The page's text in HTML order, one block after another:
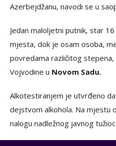
Azerbejdžanu, navodi se u
Jedan maloljetni putnik, star
mjesta, dok je osam osoba,
povredama različitog
Vojvodine u Novom Sadu.
Alkotestiranjem je utvrđeno da
dejstvom alkohola. Na mjestu
nalogu nadležnog javnog